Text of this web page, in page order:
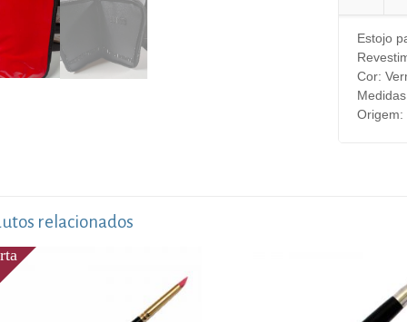
Estojo
Cor:
Origem:
relacionados